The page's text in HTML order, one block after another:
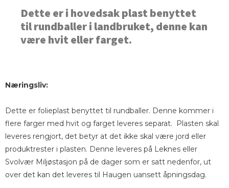
Dette er i hovedsak plast benyttet
til rundballer i landbruket, denne kan
være hvit eller farget.
Næringsliv:
Dette er folieplast benyttet til rundballer. Denne kommer i
flere farger med hvit og farget leveres separat. Plasten skal
leveres rengjort, det betyr at det ikke skal være jord eller
produktrester i plasten. Denne leveres på Leknes eller
Svolvær Miljøstasjon på de dager som er satt nedenfor, ut
over det kan det leveres til Haugen uansett åpningsdag.